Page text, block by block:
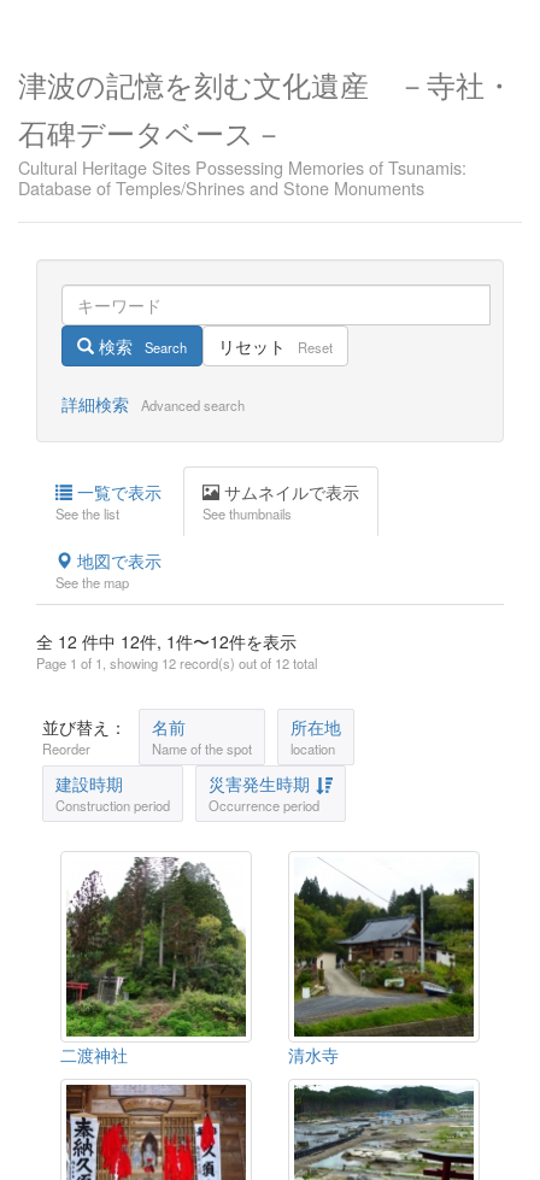
津波の記憶を刻む文化遺産 －寺社・
石碑データベース－
Cultural Heritage Sites Possessing Memories of Tsunamis:
Database of Temples/Shrines and Stone Monuments
検索 Search リセット Reset
詳細検索 Advanced search
一覧で表示
See the list
サムネイルで表示
See thumbnails
地図で表示
See the map
全 12 件中 12件, 1件〜12件を表示
Page 1 of 1, showing 12 record(s) out of 12 total
並び替え：
Reorder
名前
Name of the spot
所在地
location
建設時期
Construction period
災害発生時期
Occurrence period
二渡神社 清水寺